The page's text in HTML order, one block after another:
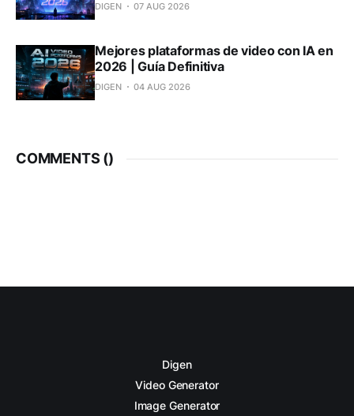
DIGEN 07 AUG 2026
Mejores plataformas de video con IA en
2026 | Guía Definitiva
DIGEN 04 AUG 2026
COMMENTS ()
Digen
Video Generator
Image Generator